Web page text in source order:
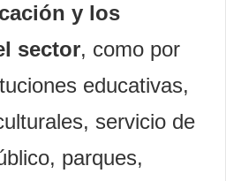
y los
sector, como por
educativas,
servicio de
parques,